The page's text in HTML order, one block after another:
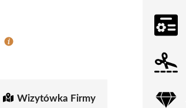
Wizytówka Firmy